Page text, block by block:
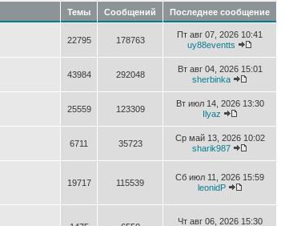
Темы Сообщений Последнее сообщение
22795 178763
Пт авг 07, 2026 10:41
uy88eventts
43984 292048
Вт авг 04, 2026 15:01
sherbinka
25559 123309
Вт июл 14, 2026 13:30
Ilyaz
6711 35723
Ср май 13, 2026 10:02
sharik987
19717 115539
Сб июл 11, 2026 15:59
leonidP
Чт авг 06, 2026 15:30